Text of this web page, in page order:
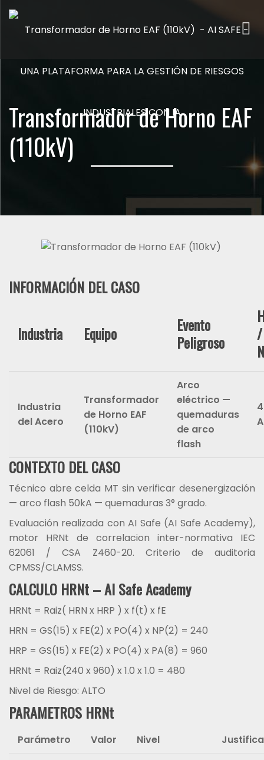
Transformador de Horno EAF
(110kV)
INFORMACIÓN DEL CASO
Industria Equipo
Evento
Peligroso
/
Industria
del Acero
Transformador
de Horno EAF
(110kV)
Arco
eléctrico —
quemaduras
de arco
flash
CONTEXTO DEL CASO
Técnico abre celda MT sin verificar desenergización
— arco flash 50kA — quemaduras 3° grado.
Evaluación realizada con AI Safe (AI Safe Academy),
motor HRNt de correlacion inter-normativa IEC
62061 / CSA Z460-20. Criterio de auditoria
CPMSS/CLAMSS.
CALCULO HRNt – AI Safe Academy
HRNt = Raiz( HRN x HRP ) x f(t) x fE
HRN = GS(15) x FE(2) x PO(4) x NP(2) = 240
HRP = GS(15) x FE(2) x PO(4) x PA(8) = 960
HRNt = Raiz(240 x 960) x 1.0 x 1.0 = 480
Nivel de Riesgo: ALTO
PARAMETROS HRNt
Parámetro Valor Nivel